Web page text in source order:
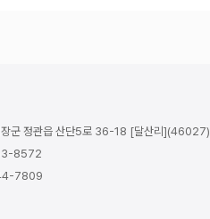
장군 정관읍 산단5로 36-18 [달산리](46027)
8572
7809